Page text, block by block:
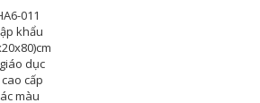
011
khẩu
dục
cấp
màu